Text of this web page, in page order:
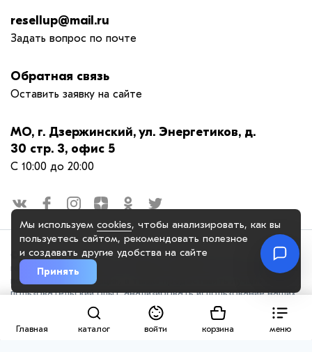
Главная каталог войти корзина меню
resellup@mail.ru
Задать вопрос по почте
Обратная связь
Оставить заявку на сайте
МО, г. Дзержинский, ул. Энергетиков, д.
30 стр. 3, офис 5
С 10:00 до 20:00
© 2025. OOO "РЕСЕЛАП ГРУПП", официальный сайт. Сайт
reseiiup.ru использует куки-файлы и другие технологии, чтобы
помочь вам в навигации, а также предоставить лучший
пользовательский опыт, анализировать использование наших
продуктов и услуг, повысить качество рекламных и
маркетинговых активностей. Если Вы не хотите, чтобы Ваши
пользовательские данные обрабатывались, пожалуйста,
Мы используем cookies, чтобы анализировать, как вы
пользуетесь сайтом, рекомендовать полезное
и создавать другие удобства на сайте
Принять